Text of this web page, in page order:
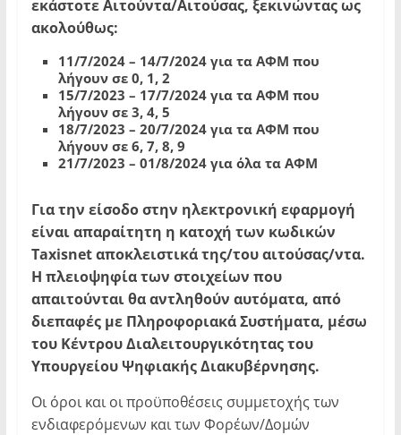
εκάστοτε Αιτούντα/Αιτούσας, ξεκινώντας ως
ακολούθως:
11/7/2024 – 14/7/2024 για τα ΑΦΜ που
λήγουν σε 0, 1, 2
15/7/2023 – 17/7/2024 για τα ΑΦΜ που
λήγουν σε 3, 4, 5
18/7/2023 – 20/7/2024 για τα ΑΦΜ που
λήγουν σε 6, 7, 8, 9
21/7/2023 – 01/8/2024 για όλα τα ΑΦΜ
Για την είσοδο στην ηλεκτρονική εφαρμογή
είναι απαραίτητη η κατοχή των κωδικών
Taxisnetαποκλειστικά της/του αιτούσας/ντα.
Η πλειοψηφία των στοιχείων που
απαιτούνται θα αντληθούν αυτόματα, από
διεπαφές με Πληροφοριακά Συστήματα, μέσω
του Κέντρου Διαλειτουργικότητας του
Υπουργείου Ψηφιακής Διακυβέρνησης.
Οι όροι και οι προϋποθέσεις συμμετοχής των
ενδιαφερόμενων και των Φορέων/Δομών